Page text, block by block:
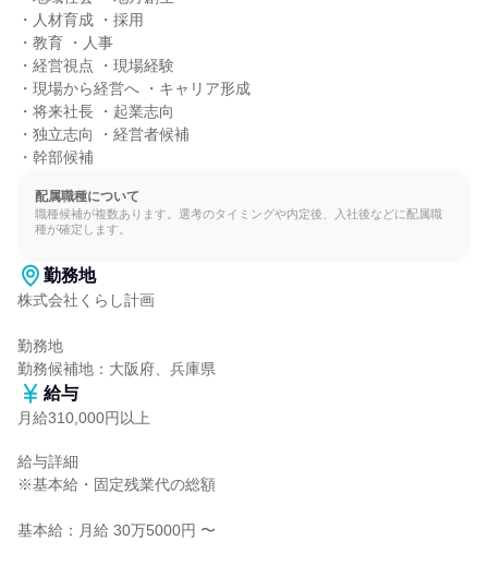
・人材育成 ・採用
・教育 ・人事
・経営視点 ・現場経験
・現場から経営へ ・キャリア形成
・将来社長 ・起業志向
・独立志向 ・経営者候補
・幹部候補
配属職種について
職種候補が複数あります。選考のタイミングや内定後、入社後などに配属職
種が確定します。
勤務地
株式会社くらし計画
勤務地
勤務候補地：大阪府、兵庫県
給与
月給310,000円以上
給与詳細
※基本給・固定残業代の総額
基本給：月給 30万5000円 〜